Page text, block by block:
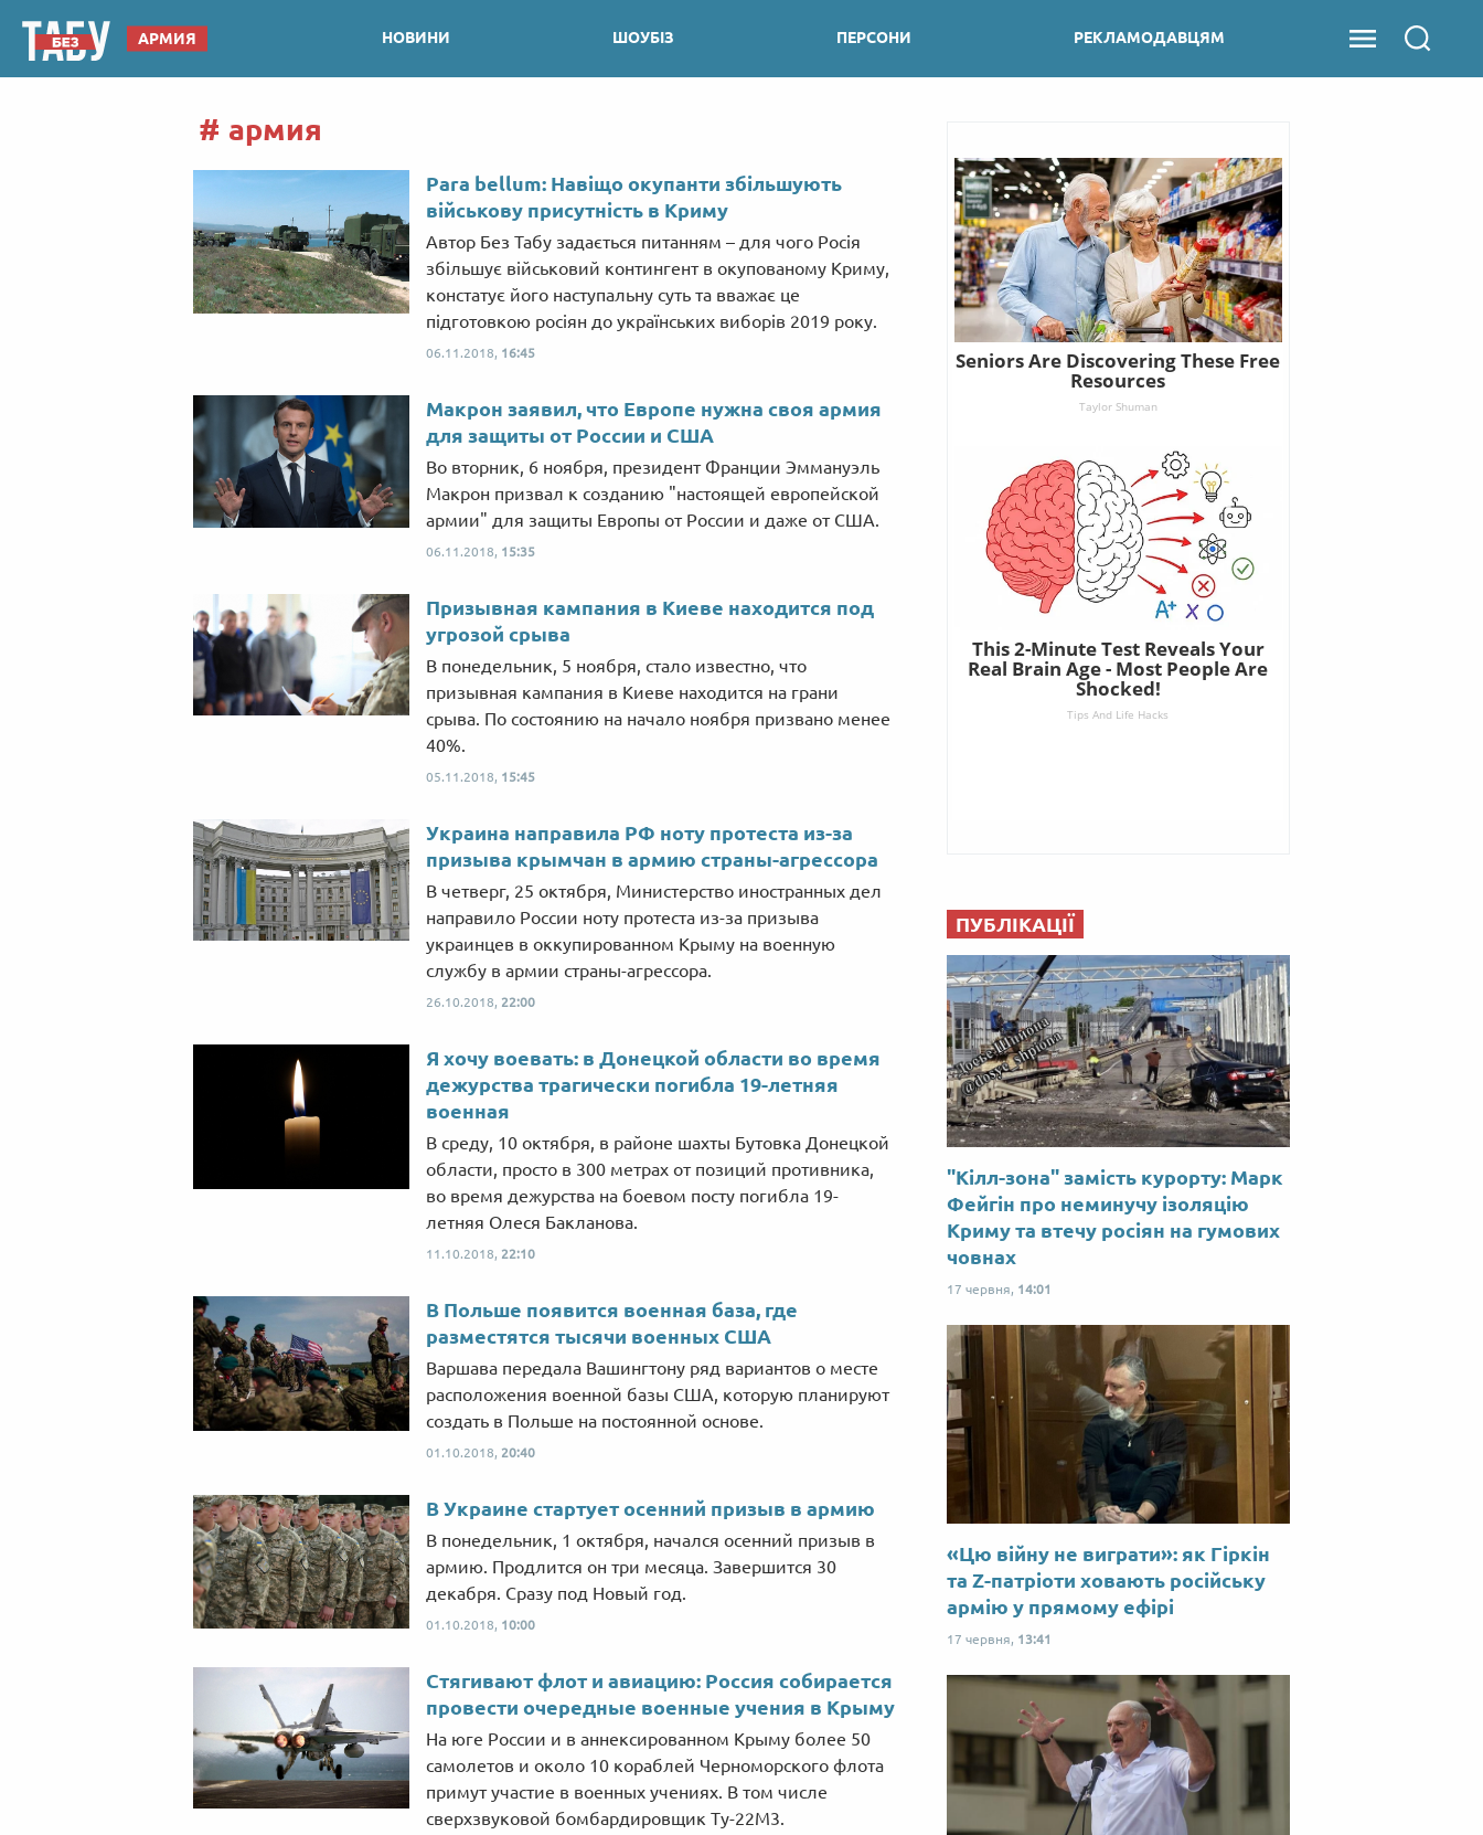
АРМИЯ НОВИНИ ШОУБІЗ ПЕРСОНИ РЕКЛАМОДАВЦЯМ
армия
Para bellum: Навіщо окупанти збільшують
військову присутність в Криму
Автор Без Табу задається питанням – для чого Росія
збільшує військовий контингент в окупованому Криму,
констатує його наступальну суть та вважає це
підготовкою росіян до українських виборів 2019 року.
06.11.2018, 16:45
Макрон заявил, что Европе нужна своя армия
для защиты от России и США
Во вторник, 6 ноября, президент Франции Эммануэль
Макрон призвал к созданию "настоящей европейской
армии" для защиты Европы от России и даже от США.
06.11.2018, 15:35
Призывная кампания в Киеве находится под
угрозой срыва
В понедельник, 5 ноября, стало известно, что
призывная кампания в Киеве находится на грани
срыва. По состоянию на начало ноября призвано менее
40%.
05.11.2018, 15:45
Украина направила РФ ноту протеста из-за
призыва крымчан в армию страны-агрессора
В четверг, 25 октября, Министерство иностранных дел
направило России ноту протеста из-за призыва
украинцев в оккупированном Крыму на военную
службу в армии страны-агрессора.
26.10.2018, 22:00
Я хочу воевать: в Донецкой области во время
дежурства трагически погибла 19-летняя
военная
В среду, 10 октября, в районе шахты Бутовка Донецкой
области, просто в 300 метрах от позиций противника,
во время дежурства на боевом посту погибла 19-
летняя Олеся Бакланова.
11.10.2018, 22:10
В Польше появится военная база, где
разместятся тысячи военных США
Варшава передала Вашингтону ряд вариантов о месте
расположения военной базы США, которую планируют
создать в Польше на постоянной основе.
01.10.2018, 20:40
В Украине стартует осенний призыв в армию
В понедельник, 1 октября, начался осенний призыв в
армию. Продлится он три месяца. Завершится 30
декабря. Сразу под Новый год.
01.10.2018, 10:00
Стягивают флот и авиацию: Россия собирается
провести очередные военные учения в Крыму
На юге России и в аннексированном Крыму более 50
самолетов и около 10 кораблей Черноморского флота
примут участие в военных учениях. В том числе
сверхзвуковой бомбардировщик Ту-22М3.
ПУБЛІКАЦІЇ
"Кілл-зона" замість курорту: Марк
Фейгін про неминучу ізоляцію
Криму та втечу росіян на гумових
човнах
17 червня, 14:01
«Цю війну не виграти»: як Гіркін
та Z-патріоти ховають російську
армію у прямому ефірі
17 червня, 13:41